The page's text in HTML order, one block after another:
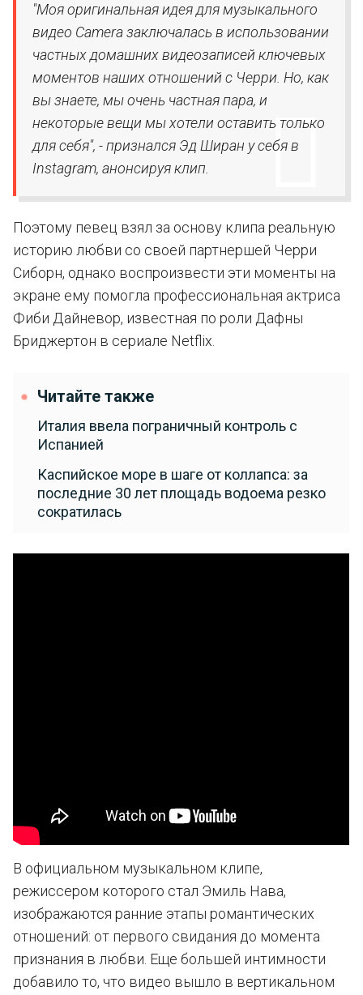
"Моя оригинальная идея для музыкального
видео Camera заключалась в использовании
частных домашних видеозаписей ключевых
моментов наших отношений с Черри. Но, как
вы знаете, мы очень частная пара, и
некоторые вещи мы хотели оставить только
для себя", - признался Эд Ширан у себя в
Instagram, анонсируя клип.
Поэтому певец взял за основу клипа реальную
историю любви со своей партнершей Черри
Сиборн, однако воспроизвести эти моменты на
экране ему помогла профессиональная актриса
Фиби Дайневор, известная по роли Дафны
Бриджертон в сериале Netflix.
Читайте также
Италия ввела пограничный контроль с
Испанией
Каспийское море в шаге от коллапса: за
последние 30 лет площадь водоема резко
сократилась
В официальном музыкальном клипе,
режиссером которого стал Эмиль Нава,
изображаются ранние этапы романтических
отношений: от первого свидания до момента
признания в любви. Еще большей интимности
добавило то, что видео вышло в вертикальном